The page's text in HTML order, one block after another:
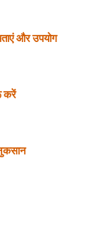
और उपयोग
करें